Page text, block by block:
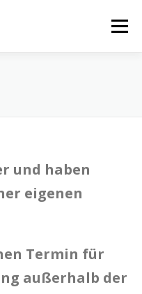
Menü
und haben
eigenen
Termin für
außerhalb der